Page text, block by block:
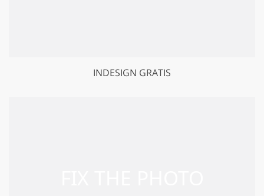
INDESIGN GRATIS